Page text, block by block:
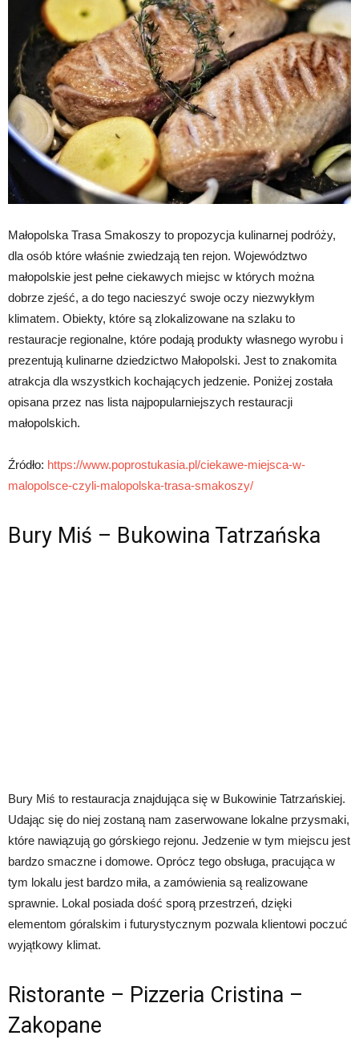
Małopolska Trasa Smakoszy to propozycja kulinarnej podróży,
dla osób które właśnie zwiedzają ten rejon. Województwo
małopolskie jest pełne ciekawych miejsc w których można
dobrze zjeść, a do tego nacieszyć swoje oczy niezwykłym
klimatem. Obiekty, które są zlokalizowane na szlaku to
restauracje regionalne, które podają produkty własnego wyrobu i
prezentują kulinarne dziedzictwo Małopolski. Jest to znakomita
atrakcja dla wszystkich kochających jedzenie. Poniżej została
opisana przez nas lista najpopularniejszych restauracji
małopolskich.
Źródło: https://www.poprostukasia.pl/ciekawe-miejsca-w-
malopolsce-czyli-malopolska-trasa-smakoszy/
Bury Miś – Bukowina Tatrzańska
Bury Miś to restauracja znajdująca się w Bukowinie Tatrzańskiej.
Udając się do niej zostaną nam zaserwowane lokalne przysmaki,
które nawiązują go górskiego rejonu. Jedzenie w tym miejscu jest
bardzo smaczne i domowe. Oprócz tego obsługa, pracująca w
tym lokalu jest bardzo miła, a zamówienia są realizowane
sprawnie. Lokal posiada dość sporą przestrzeń, dzięki
elementom góralskim i futurystycznym pozwala klientowi poczuć
wyjątkowy klimat.
Ristorante – Pizzeria Cristina –
Zakopane